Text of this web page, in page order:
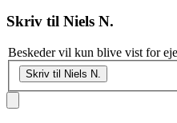
Skriv til Niels N.
Beskeder vil kun blive vist for
Skriv til Niels N.